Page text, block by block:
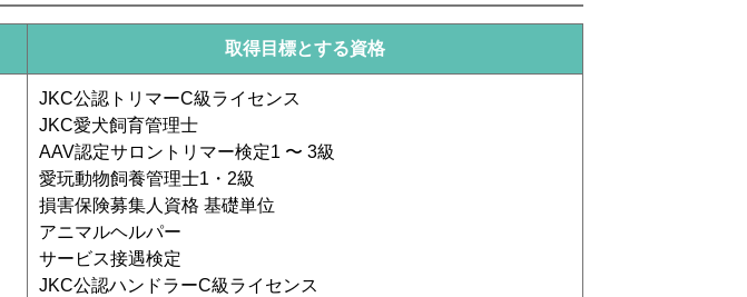
取得目標とする資格
JKC公認トリマーC級ライセンス
JKC愛犬飼育管理士
AAV認定サロントリマー検定1 〜 3級
愛玩動物飼養管理士1・2級
損害保険募集人資格 基礎単位
アニマルヘルパー
サービス接遇検定
JKC公認ハンドラーC級ライセンス